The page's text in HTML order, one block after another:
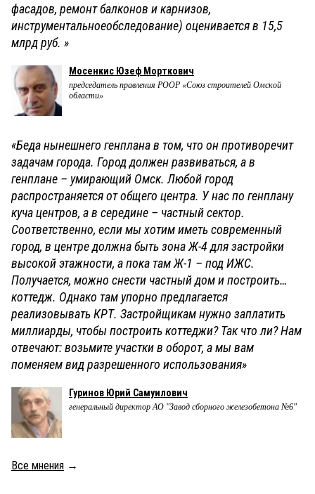
фасадов, ремонт балконов и карнизов,
инструментальноеобследование) оценивается в 15,5
млрд руб. »
Мосенкис Юзеф Морткович
председатель правления РООР «Союз строителей Омской
области»
«Беда нынешнего генплана в том, что он противоречит
задачам города. Город должен развиваться, а в
генплане – умирающий Омск. Любой город
распространяется от общего центра. У нас по генплану
куча центров, а в середине – частный сектор.
Соответственно, если мы хотим иметь современный
город, в центре должна быть зона Ж-4 для застройки
высокой этажности, а пока там Ж-1 – под ИЖС.
Получается, можно снести частный дом и построить…
коттедж. Однако там упорно предлагается
реализовывать КРТ. Застройщикам нужно заплатить
миллиарды, чтобы построить коттеджи? Так что ли? Нам
отвечают: возьмите участки в оборот, а мы вам
поменяем вид разрешенного использования»
Гуринов Юрий Самуилович
генеральный директор АО "Завод сборного железобетона №6"
Все мнения →